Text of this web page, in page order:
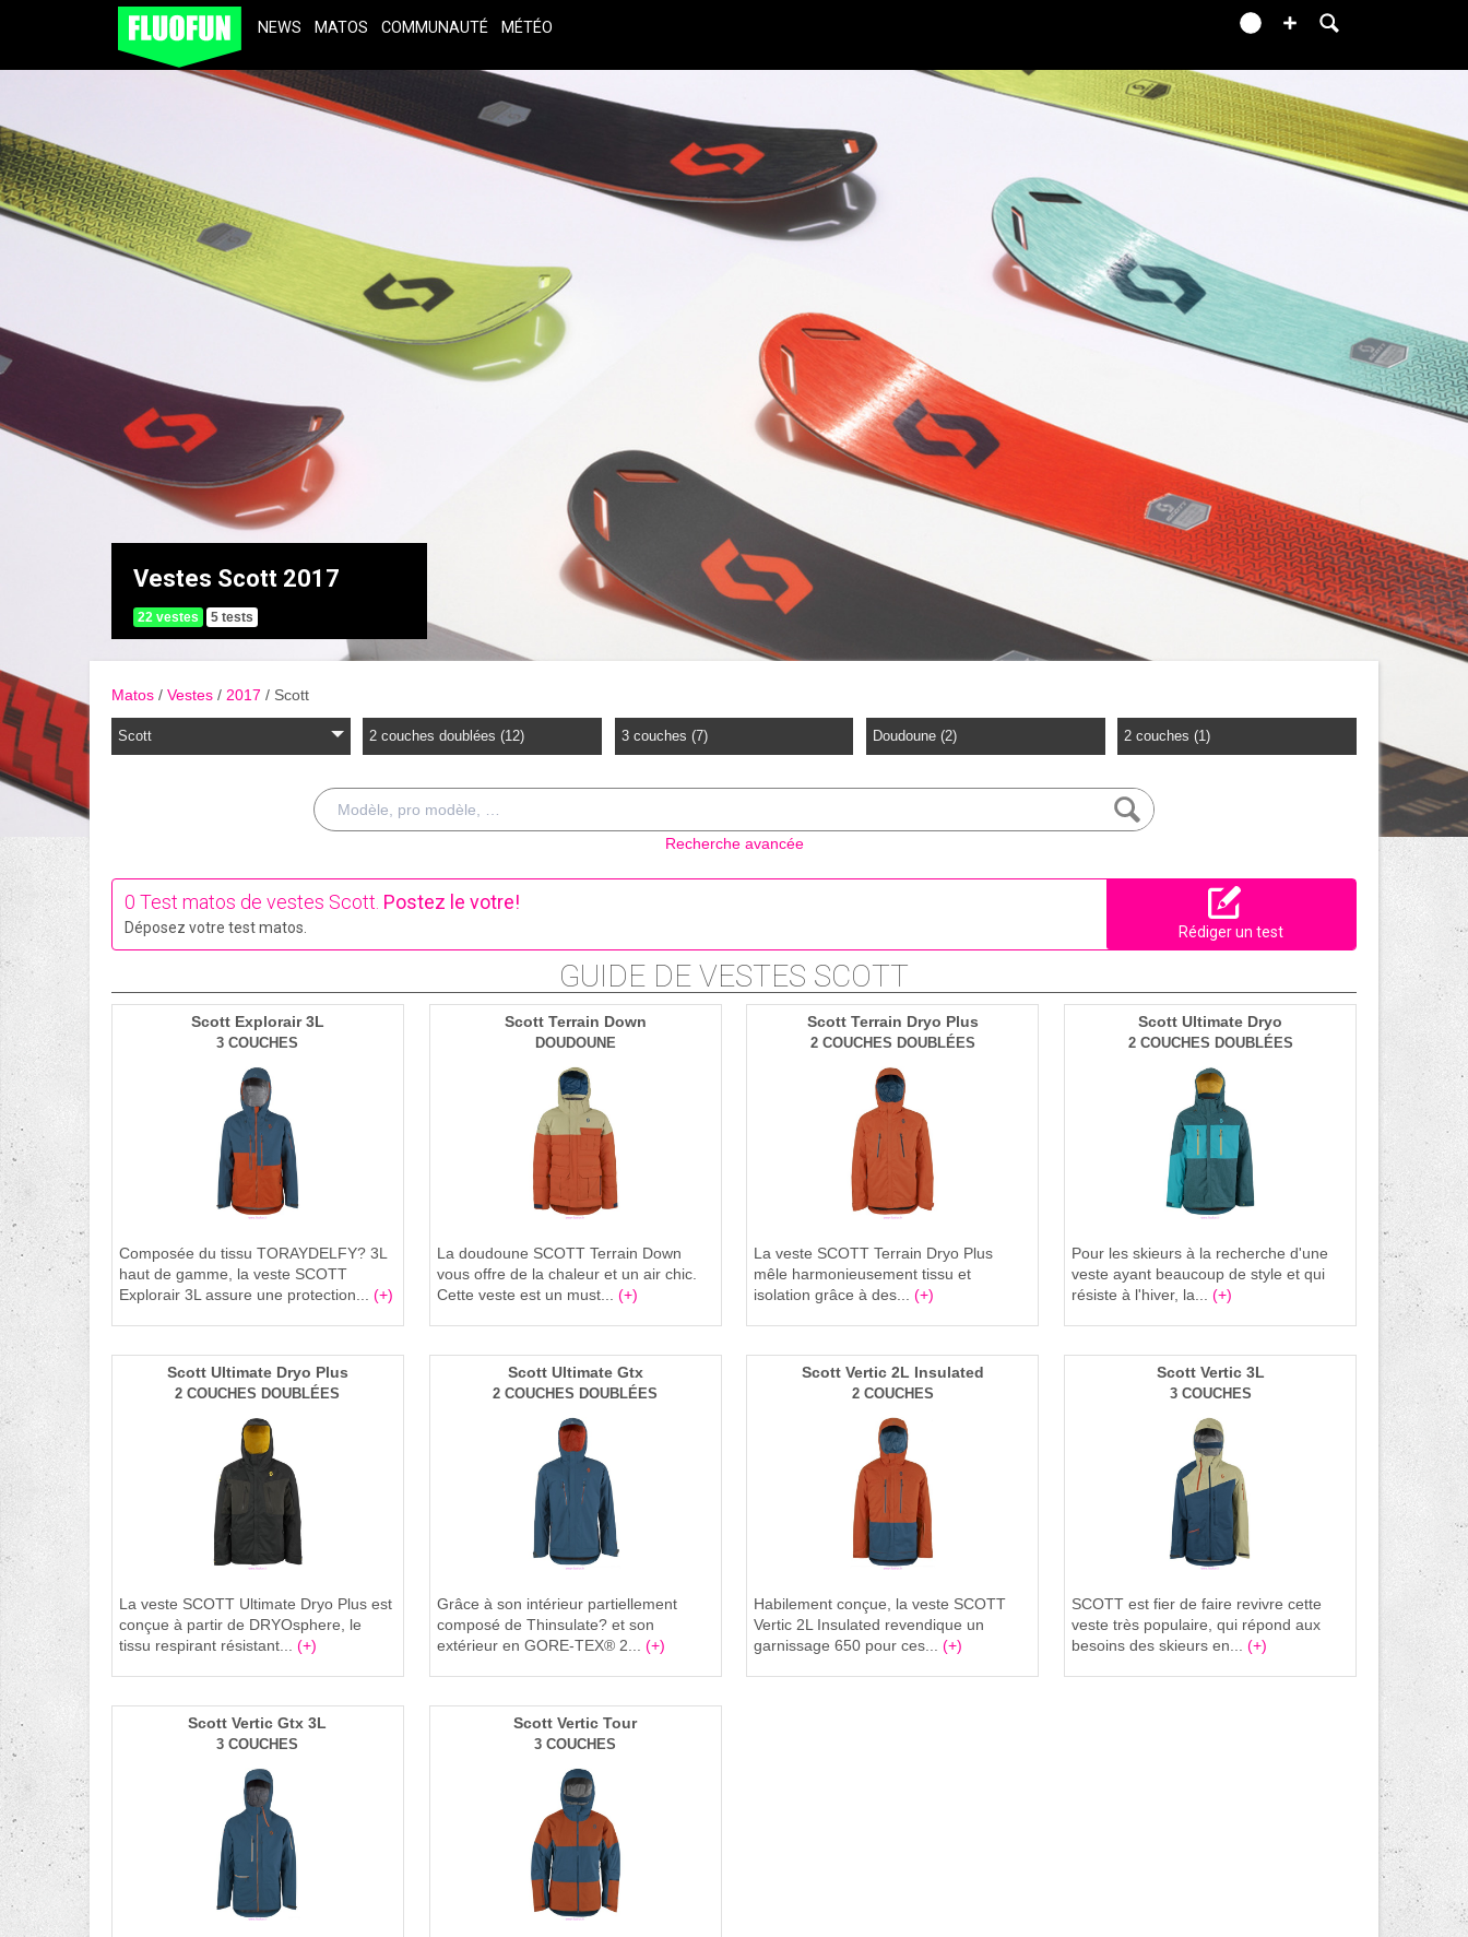
NEWS MATOS COMMUNAUTÉ MÉTÉO
Vestes Scott 2017
22 vestes 5 tests
Matos Vestes 2017 Scott
Scott 2 couches doublées (12) 3 couches (7) Doudoune (2) 2 couches (1)
Recherche avancée
0 Test matos de vestes Scott. Postez le votre!
Déposez votre test matos. Rédiger un test
GUIDE DE VESTES SCOTT
Scott Explorair 3L
3 COUCHES
Composée du tissu TORAYDELFY? 3L
haut de gamme, la veste SCOTT
Explorair 3L assure une protection... (+)
Scott Terrain Down
DOUDOUNE
La doudoune SCOTT Terrain Down
vous offre de la chaleur et un air chic.
Cette veste est un must... (+)
Scott Terrain Dryo Plus
2 COUCHES DOUBLÉES
La veste SCOTT Terrain Dryo Plus
mêle harmonieusement tissu et
isolation grâce à des...(+)
Scott Ultimate Dryo
2 COUCHES DOUBLÉES
Pour les skieurs à la recherche d'une
veste ayant beaucoup de style et qui
résiste à l'hiver, la...(+)
Scott Ultimate Dryo Plus
2 COUCHES DOUBLÉES
La veste SCOTT Ultimate Dryo Plus est
conçue à partir de DRYOsphere, le
tissu respirant résistant... (+)
Scott Ultimate Gtx
2 COUCHES DOUBLÉES
Grâce à son intérieur partiellement
composé de Thinsulate? et son
extérieur en GORE-TEX® 2... (+)
Scott Vertic 2L Insulated
2 COUCHES
Habilement conçue, la veste SCOTT
Vertic 2L Insulated revendique un
garnissage 650 pour ces...(+)
Scott Vertic 3L
3 COUCHES
SCOTT est fier de faire revivre cette
veste très populaire, qui répond aux
besoins des skieurs en...(+)
Scott Vertic Gtx 3L
3 COUCHES
Scott Vertic Tour
3 COUCHES